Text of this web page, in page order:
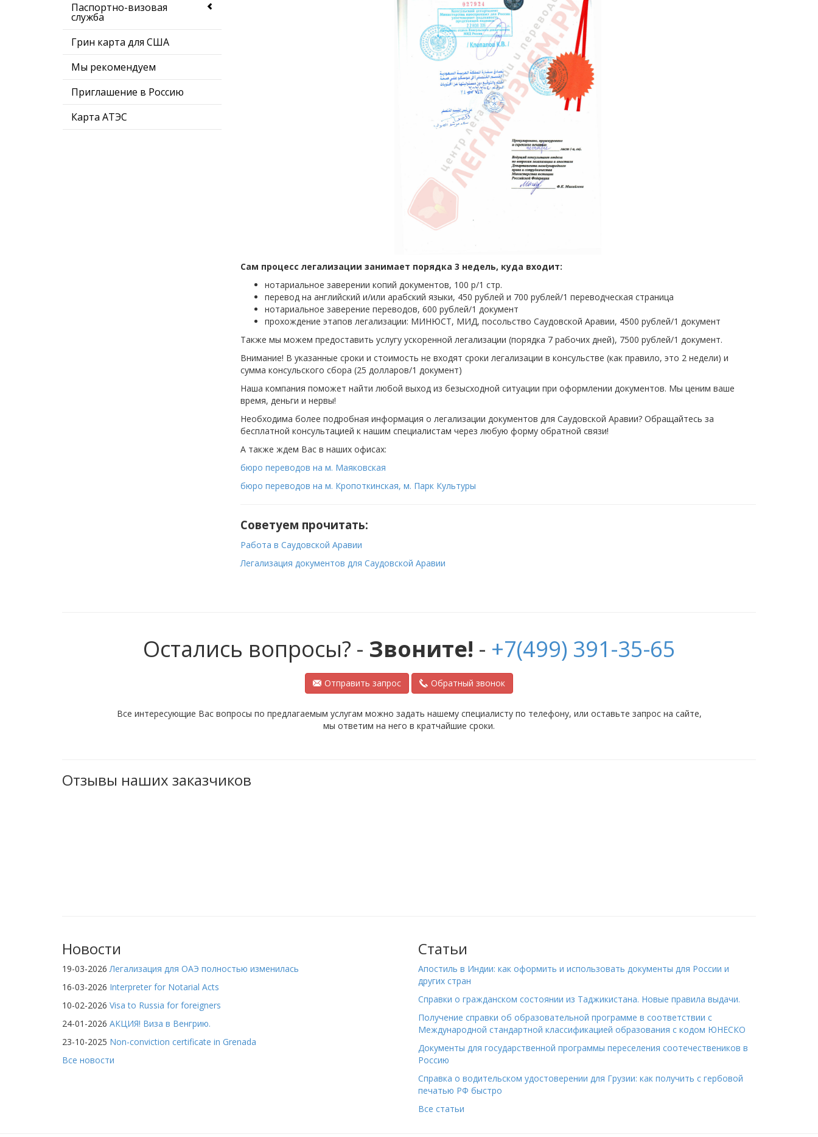
Паспортно-визовая
служба
Грин карта для США
Мы рекомендуем
Приглашение в Россию
Карта АТЭС
Сам процесс легализации занимает порядка 3 недель, куда входит:
нотариальное заверении копий документов, 100 р/1 стр.
перевод на английский и/или арабский языки, 450 рублей и 700 рублей/1 переводческая страница
нотариальное заверение переводов, 600 рублей/1 документ
прохождение этапов легализации: МИНЮСТ, МИД, посольство Саудовской Аравии, 4500 рублей/1 документ
Также мы можем предоставить услугу ускоренной легализации (порядка 7 рабочих дней), 7500 рублей/1 документ.
Внимание! В указанные сроки и стоимость не входят сроки легализации в консульстве (как правило, это 2 недели) и
сумма консульского сбора (25 долларов/1 документ)
Наша компания поможет найти любой выход из безысходной ситуации при оформлении документов. Мы ценим ваше
время, деньги и нервы!
Необходима более подробная информация о легализации документов для Саудовской Аравии? Обращайтесь за
бесплатной консультацией к нашим специалистам через любую форму обратной связи!
А также ждем Вас в наших офисах:
бюро переводов на м. Маяковская
бюро переводов на м. Кропоткинская, м. Парк Культуры
Советуем прочитать:
Работа в Саудовской Аравии
Легализация документов для Саудовской Аравии
Остались вопросы? - Звоните! - +7(499) 391-35-65
Отправить запрос Обратный звонок
Все интересующие Вас вопросы по предлагаемым услугам можно задать нашему специалисту по телефону, или оставьте запрос на сайте,
мы ответим на него в кратчайшие сроки.
Отзывы наших заказчиков
Новости
19-03-2026 Легализация для ОАЭ полностью изменилась
16-03-2026 Interpreter for Notarial Acts
10-02-2026 Visa to Russia for foreigners
24-01-2026 АКЦИЯ! Виза в Венгрию.
23-10-2025 Non-conviction certificate in Grenada
Все новости
Статьи
Апостиль в Индии: как оформить и использовать документы для России и
других стран
Справки о гражданском состоянии из Таджикистана. Новые правила выдачи.
Получение справки об образовательной программе в соответствии с
Международной стандартной классификацией образования с кодом ЮНЕСКО
Документы для государственной программы переселения соотечествеников в
Россию
Справка о водительском удостоверении для Грузии: как получить с гербовой
печатью РФ быстро
Все статьи